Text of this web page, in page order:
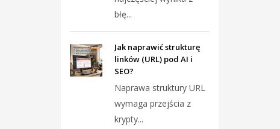
błę...
Jak naprawić strukturę
linków (URL) pod AI i
SEO?
Naprawa struktury URL
wymaga przejścia z
krypty...